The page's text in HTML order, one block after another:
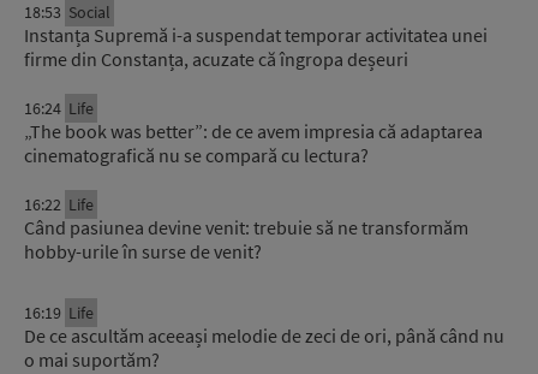
18:53 Social
Instanța Supremă i-a suspendat temporar activitatea unei
firme din Constanța, acuzate că îngropa deșeuri
16:24 Life
„The book was better”: de ce avem impresia că adaptarea
cinematografică nu se compară cu lectura?
16:22 Life
Când pasiunea devine venit: trebuie să ne transformăm
hobby-urile în surse de venit?
16:19 Life
De ce ascultăm aceeași melodie de zeci de ori, până când nu
o mai suportăm?